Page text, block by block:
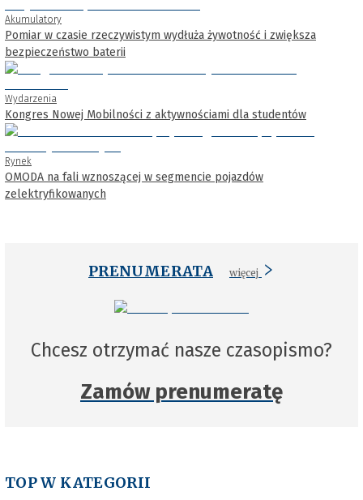
Akumulatory
Pomiar w czasie rzeczywistym wydłuża żywotność i zwiększa
bezpieczeństwo baterii
Wydarzenia
Kongres Nowej Mobilności z aktywnościami dla studentów
Rynek
OMODA na fali wznoszącej w segmencie pojazdów
zelektryfikowanych
PRENUMERATA więcej
Chcesz otrzymać nasze czasopismo?
Zamów prenumeratę
TOP W KATEGORII